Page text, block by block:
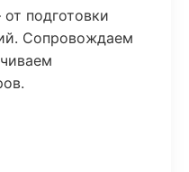
подготовки
Сопровождаем